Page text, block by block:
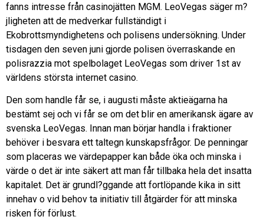
fanns intresse från casinojätten MGM. LeoVegas säger m?
jligheten att de medverkar fullständigt i
Ekobrottsmyndighetens och polisens undersökning. Under
tisdagen den seven juni gjorde polisen överraskande en
polisrazzia mot spelbolaget LeoVegas som driver 1st av
världens största internet casino.
Den som handle får se, i augusti måste aktieägarna ha
bestämt sej och vi får se om det blir en amerikansk ägare av
svenska LeoVegas. Innan man börjar handla i fraktioner
behöver i besvara ett taltegn kunskapsfrågor. De penningar
som placeras we värdepapper kan både öka och minska i
värde o det är inte säkert att man får tillbaka hela det insatta
kapitalet. Det är grundl?ggande att fortlöpande kika in sitt
innehav o vid behov ta initiativ till åtgärder för att minska
risken för förlust.